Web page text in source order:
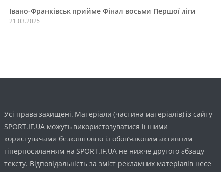
Івано-Франківськ прийме Фінал восьми Першої ліги
21.03.2026
Усі права захищені. Матеріали (частина матеріалів) із сайту
SPORT.IF.UA можуть використовуватися іншими
користувачами безкоштовно із обов’язковим активним
гіперпосиланням на SPORT.IF.UA не нижче другого абзацу
тексту. Відповідальність за зміст рекламних матеріалів несе